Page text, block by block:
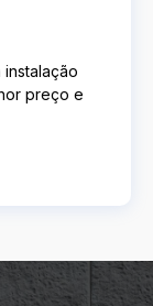
preço e